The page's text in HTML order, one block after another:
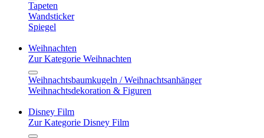
Tapeten
Wandsticker
Spiegel
Weihnachten
Zur Kategorie Weihnachten
Weihnachtsbaumkugeln / Weihnachtsanhänger
Weihnachtsdekoration & Figuren
Disney Film
Zur Kategorie Disney Film